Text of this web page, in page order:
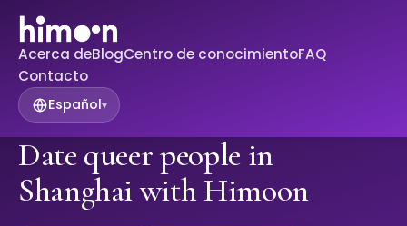
Acerca deBlogCentro de conocimientoFAQ
Contacto
Español▾
Date queer people in
Shanghai with Himoon